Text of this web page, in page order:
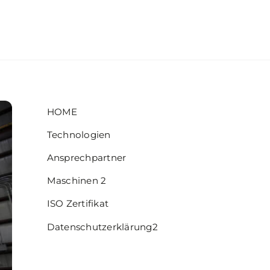
HOME
Technologien
Ansprechpartner
Maschinen 2
ISO Zertifikat
Datenschutzerklärung2